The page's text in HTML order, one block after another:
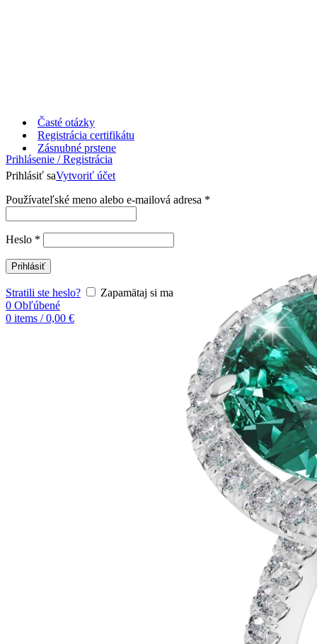
Časté otázky
Registrácia certifikátu
Prihlásenie / Registrácia
Prihlásiť saVytvoriť účet
Používateľské meno alebo e-mailová adresa *
Heslo *
Prihlásiť
Stratili ste heslo?
Zapamätaj si ma
0 Obľúbené
0 items / 0,00 €
Zásnubné prstene